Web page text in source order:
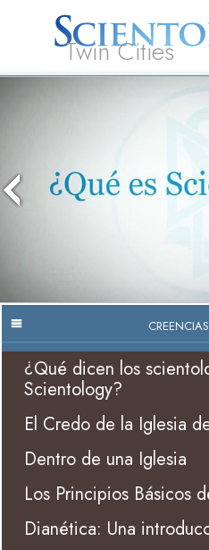
Twin Cities
¿Qué dicen los
Scientology?
El Credo de la Iglesia
Dentro de una Iglesia
Los Principios Básicos
Dianética: Una